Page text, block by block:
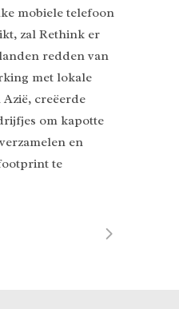
mobiele telefoon
zal Rethink er
redden van
met lokale
creëerde
om kapotte
en
te